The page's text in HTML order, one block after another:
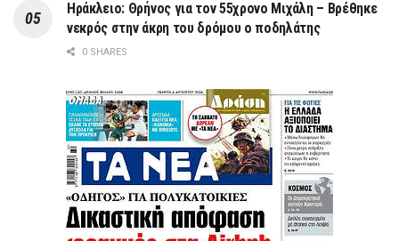
Ηράκλειο: Θρήνος για τον 55χρονο Μιχάλη – Βρέθηκε
νεκρός στην άκρη του δρόμου ο ποδηλάτης
0 SHARES